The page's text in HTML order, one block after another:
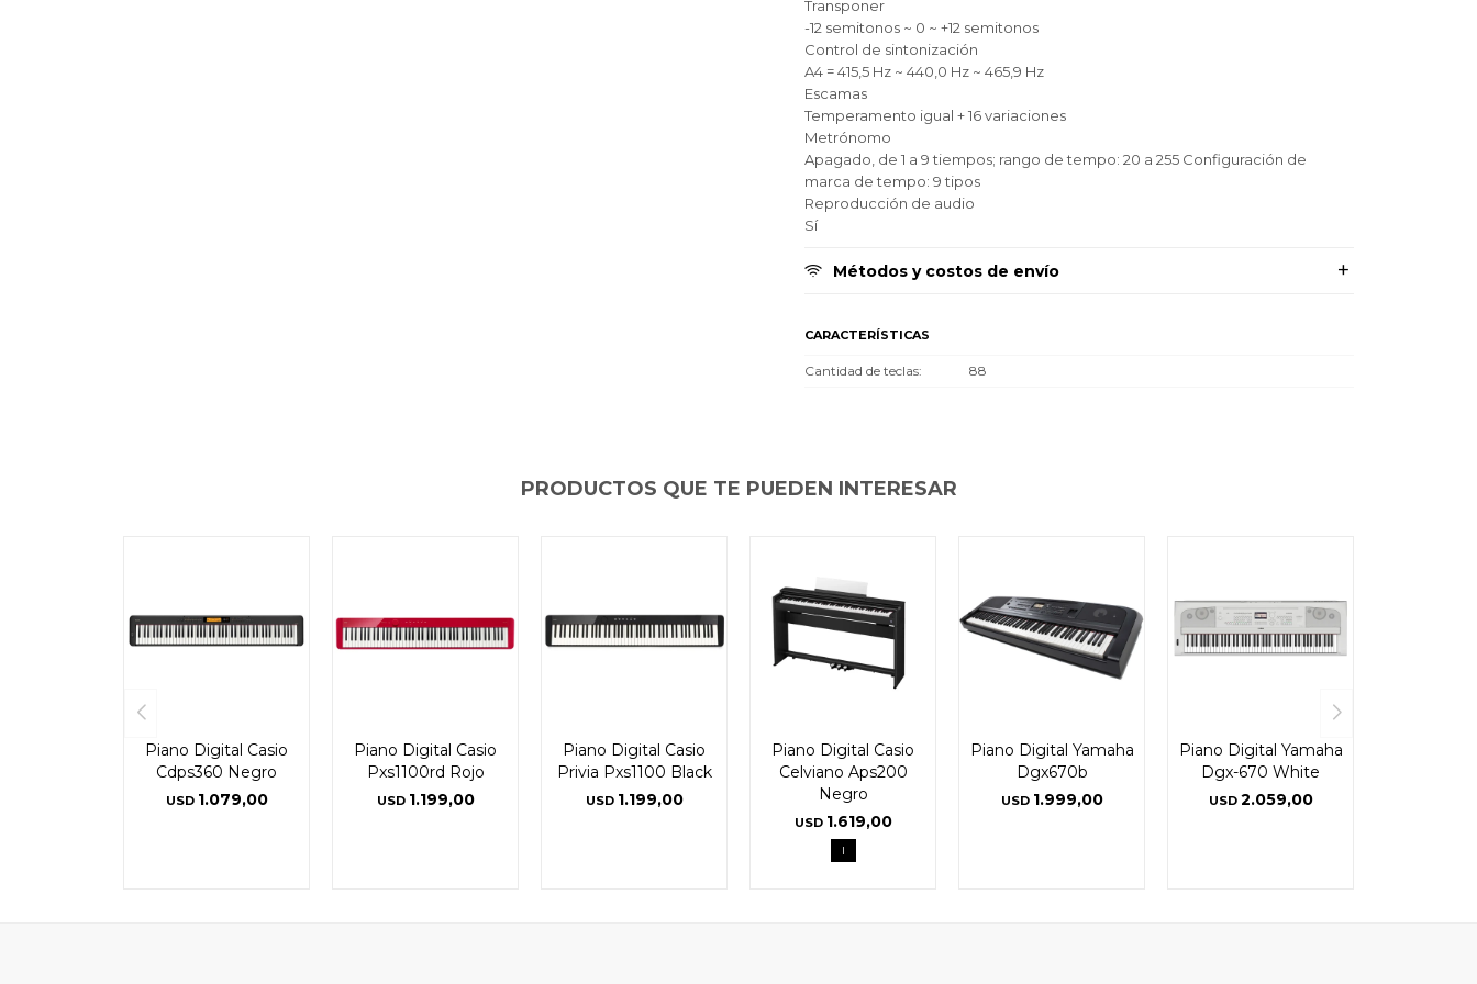
Transponer
-12 semitonos ~ 0 ~ +12 semitonos
Control de sintonización
A4 = 415,5 Hz ~ 440,0 Hz ~ 465,9 Hz
Escamas
Temperamento igual + 16 variaciones
Metrónomo
Apagado, de 1 a 9 tiempos; rango de tempo: 20 a 255 Configuración de
marca de tempo: 9 tipos
Reproducción de audio
Sí
Métodos y costos de envío
CARACTERÍSTICAS
Cantidad de teclas 88
PRODUCTOS QUE TE PUEDEN INTERESAR
Piano Digital Casio
Cdps360 Negro
USD 1.079,00
Piano Digital Casio
Pxs1100rd Rojo
USD 1.199,00
Piano Digital Casio
Privia Pxs1100 Black
USD 1.199,00
Piano Digital Casio
Celviano Aps200
Negro
USD 1.619,00
l
Piano Digital Yamaha
Dgx670b
USD 1.999,00
Piano Digital Yamaha
Dgx-670 White
USD 2.059,00